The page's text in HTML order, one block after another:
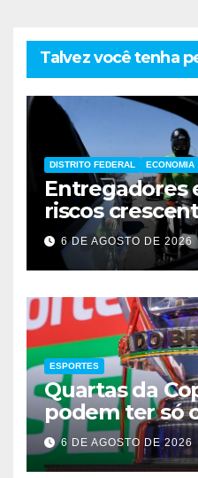
Talvez você tenha
DISTRITO FEDERAL ECONOMIA
Entregadores
riscos
de Brasília
6 DE AGOSTO DE 2026
ESPORTES
Quartas da
podem ter só
6 DE AGOSTO DE 2026